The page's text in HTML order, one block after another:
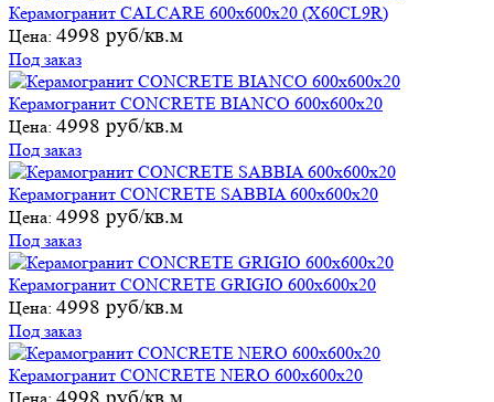
Керамогранит CALCARE 600х600х20 (X60CL9R)
Цена: 4998 руб/кв.м
Под заказ
Керамогранит CONCRETE BIANCO 600х600х20
Цена: 4998 руб/кв.м
Под заказ
Керамогранит CONCRETE SABBIA 600х600х20
Цена: 4998 руб/кв.м
Под заказ
Керамогранит CONCRETE GRIGIO 600х600х20
Цена: 4998 руб/кв.м
Под заказ
Керамогранит CONCRETE NERO 600х600х20
Цена: